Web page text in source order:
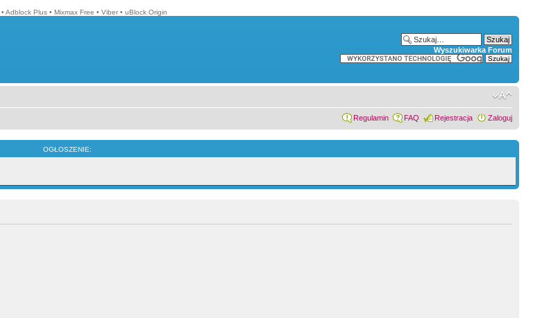
• Adblock Plus • Mixmax Free • Viber • uBlock Origin
Wyszukiwarka Forum
Regulamin FAQ Rejestracja Zaloguj
OGŁOSZENIE: